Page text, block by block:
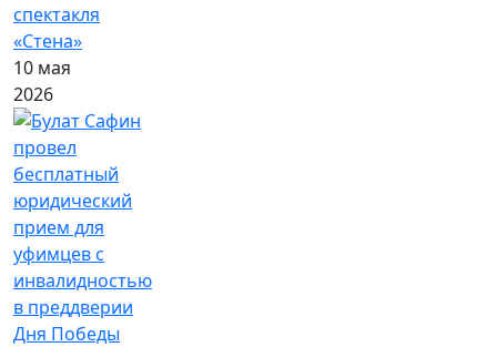
спектакля
«Стена»
10 мая
2026